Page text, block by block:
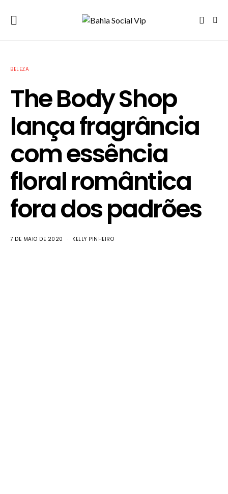
BELEZA
The Body Shop
lança fragrância
com essência
floral romântica
fora dos padrões
7 DE MAIO DE 2020 KELLY PINHEIRO